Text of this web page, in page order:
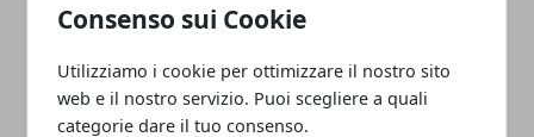
Consenso sui Cookie
Utilizziamo i cookie per ottimizzare il nostro sito
web e il nostro servizio. Puoi scegliere a quali
categorie dare il tuo consenso.